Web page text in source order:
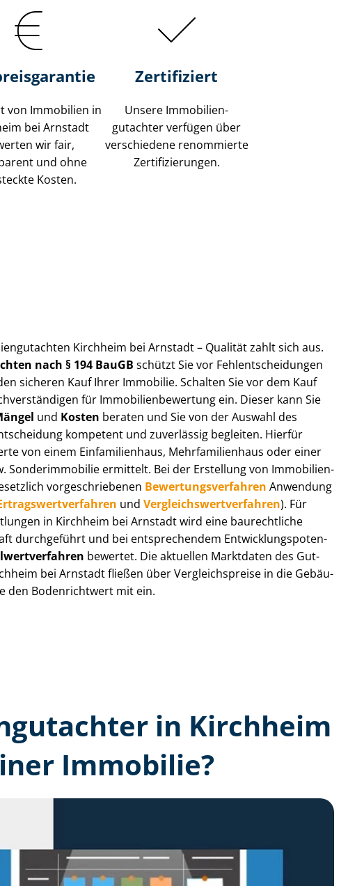
von Immobilien in
bei Arnstadt
wir fair,
und ohne
Kosten.
Zertifiziert
Unsere Immobilien­
gutachter verfügen über
verschiedene renommierte
Zer­ti­fi­zie­run­gen.
Kirchheim bei Arnstadt – Qualität zahlt sich aus.
nach § 194 BauGB schützt Sie vor Fehl­ent­schei­dun­gen
sicheren Kauf Ihrer Immobilie. Schalten Sie vor dem Kauf
für Im­mo­bi­li­en­be­wer­tung ein. Dieser kann Sie
und Kosten beraten und Sie von der Auswahl des
kompetent und zuverlässig begleiten. Hierfür
von einem Einfamilienhaus, Mehr­fa­mi­li­en­haus oder einer
Sonderimmobilie ermittelt. Bei der Erstellung von Im­mo­bi­li­en­
vor­ge­schrie­be­nen Be­wer­tungs­ver­fah­ren Anwendung
und Ver­gleichs­wert­ver­fah­ren). Für
in Kirchheim bei Arnstadt wird eine baurechtliche
durchgeführt und bei entsprechendem Ent­wick­lungs­po­ten­
bewertet. Die aktuellen Marktdaten des Gut­
bei Arnstadt fließen über Ver­gleichs­prei­se in die Ge­bäu­
den Bodenrichtwert mit ein.
in Kirchheim
Immobilie?